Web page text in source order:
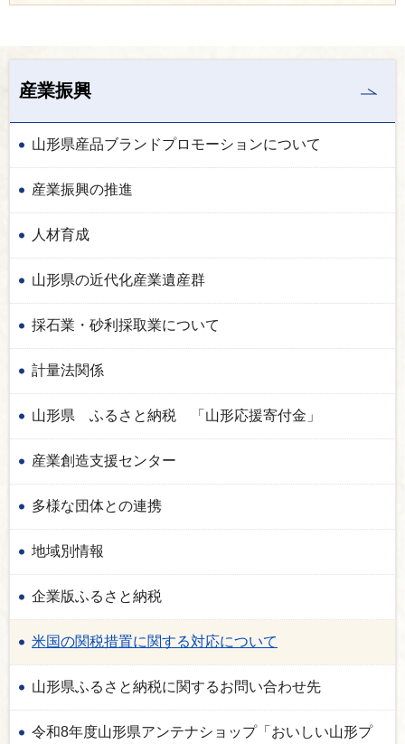
産業振興
山形県産品ブランドプロモーションについて
産業振興の推進
人材育成
山形県の近代化産業遺産群
採石業・砂利採取業について
計量法関係
山形県 ふるさと納税 「山形応援寄付金」
産業創造支援センター
多様な団体との連携
地域別情報
企業版ふるさと納税
米国の関税措置に関する対応について
山形県ふるさと納税に関するお問い合わせ先
令和8年度山形県アンテナショップ「おいしい山形プ